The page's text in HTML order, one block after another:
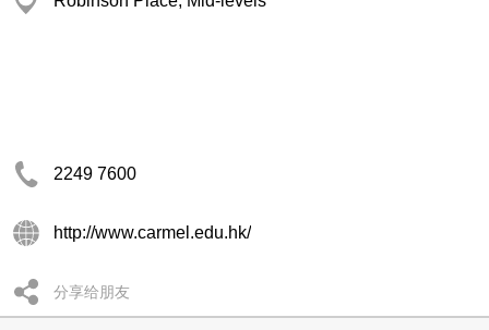
2249 7600
http://www.carmel.edu.hk/
分享给朋友